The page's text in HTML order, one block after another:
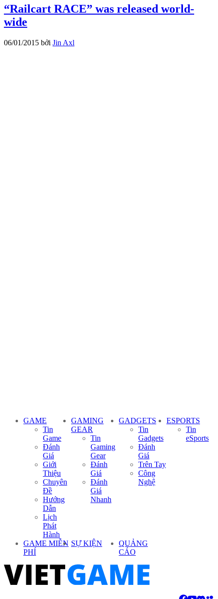
“Railcart RACE” was released world-
wide
06/01/2015 bởi Jin Axl
GAME
Tin
Game
Đánh
Giá
Giới
Thiệu
Chuyên
Đề
Hướng
Dẫn
Lịch
Phát
Hành
GAMING
GEAR
Tin
Gaming
Gear
Đánh
Giá
Đánh
Giá
Nhanh
GADGETS
Tin
Gadgets
Đánh
Giá
Trên Tay
Công
Nghệ
ESPORTS
Tin
eSports
GAME MIỄN
PHÍ
SỰ KIỆN
QUẢNG
CÁO